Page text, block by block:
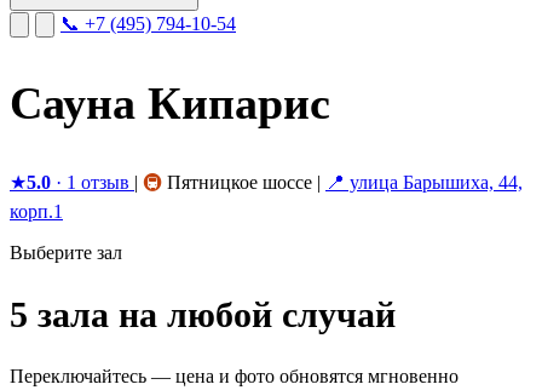
📞 +7 (495) 794-10-54
Сауна Кипарис
★5.0 · 1 отзыв | 🚇 Пятницкое шоссе | 📍 улица Барышиха, 44,
корп.1
Выберите зал
5 зала на любой случай
Переключайтесь — цена и фото обновятся мгновенно